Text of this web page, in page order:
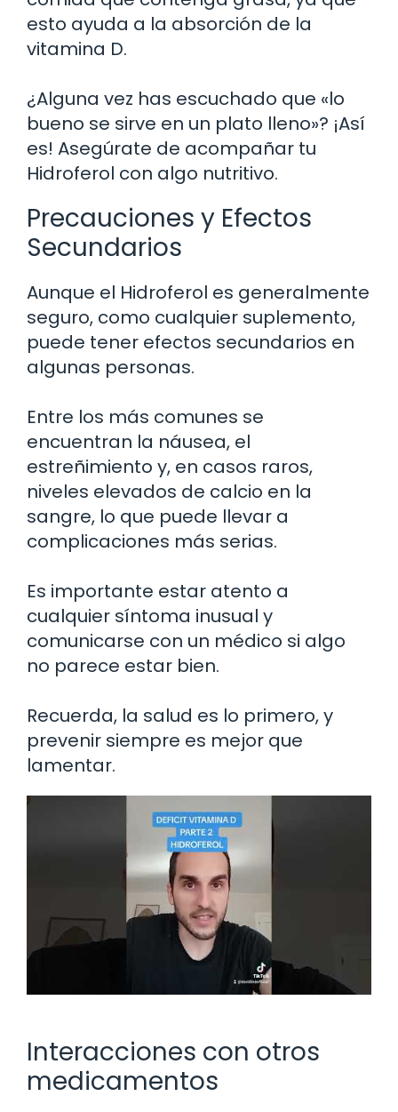
esto ayuda a la absorción de la
vitamina D.
¿Alguna vez has escuchado que «lo
bueno se sirve en un plato lleno»? ¡Así
es! Asegúrate de acompañar tu
Hidroferol con algo nutritivo.
Precauciones y Efectos
Secundarios
Aunque el Hidroferol es generalmente
seguro, como cualquier suplemento,
puede tener efectos secundarios en
algunas personas.
Entre los más comunes se
encuentran la náusea, el
estreñimiento y, en casos raros,
niveles elevados de calcio en la
sangre, lo que puede llevar a
complicaciones más serias.
Es importante estar atento a
cualquier síntoma inusual y
comunicarse con un médico si algo
no parece estar bien.
Recuerda, la salud es lo primero, y
prevenir siempre es mejor que
lamentar.
Interacciones con otros
medicamentos